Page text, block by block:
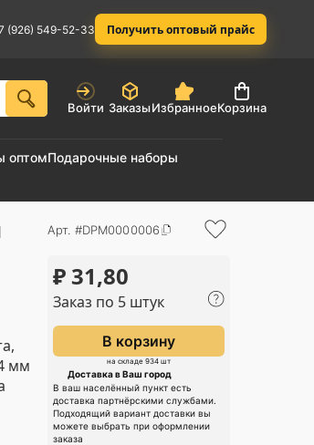
(926) 549-52-33 Получить оптовый прайс
Войти ЗаказыИзбранноеКорзина
оптомПодарочные наборы
мм
Арт. #DPM0000006
₽ 31,80
Заказ по 5 штук
В корзину
на складе 934 шт
Доставка в Ваш город
В ваш населённый пункт есть
доставка партнёрскими службами.
Подходящий вариант доставки вы
можете выбрать при оформлении
заказа